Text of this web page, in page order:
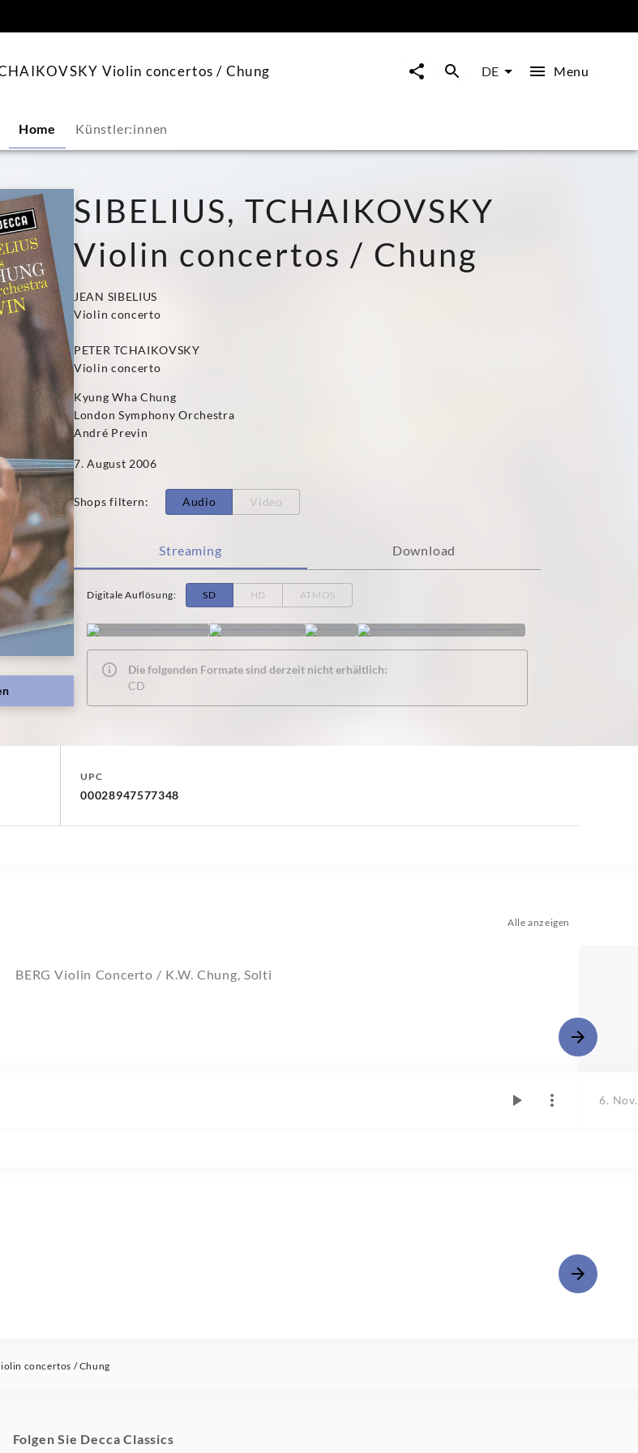
Violin concertos / Chung DE Menu
Home Künstler:innen
SIBELIUS, TCHAIKOVSKY
Violin concertos / Chung
JEAN SIBELIUS
Violin concerto
PETER TCHAIKOVSKY
Violin concerto
Kyung Wha Chung
London Symphony Orchestra
André Previn
7. August 2006
Shops filtern: Audio Video
Streaming Download
Digitale Auflösung: SD HD ATMOS
Die folgenden Formate sind derzeit nicht erhältlich:
CD
UPC
00028947577348
Alle anzeigen
BERG Violin Concerto / K.W. Chung, Solti
6.
concertos / Chung
Folgen Sie Decca Classics